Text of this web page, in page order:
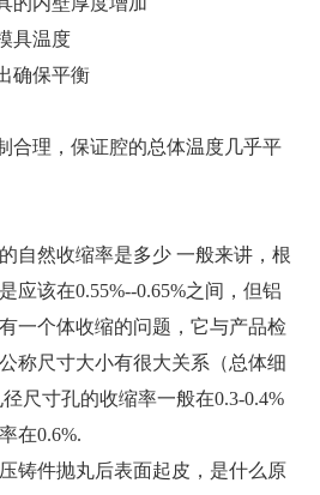
具温度
确保平衡
合理，保证腔的总体温度几乎平
自然收缩率是多少 一般来讲，根
应该在0.55%--0.65%之间，但铝
一个体收缩的问题，它与产品检
称尺寸大小有很大关系（总体细
尺寸孔的收缩率一般在0.3-0.4%
在0.6%.
铸件抛丸后表面起皮，是什么原